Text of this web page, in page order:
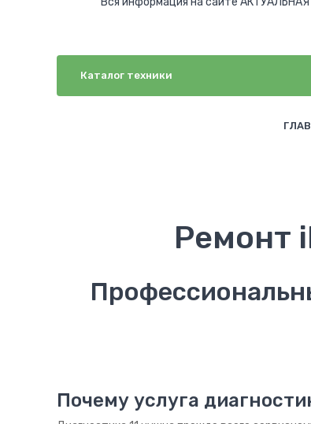
Каталог техники
Ремонт
Почему услуга